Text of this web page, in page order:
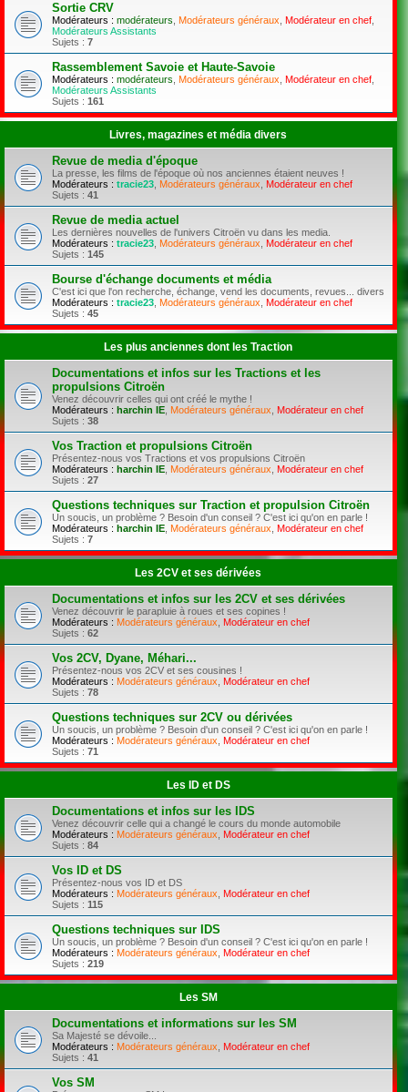
Sortie CRV
Modérateurs : modérateurs Modérateurs généraux Modérateur en chef
Modérateurs Assistants
Sujets : 7
Rassemblement Savoie et Haute-Savoie
Modérateurs : modérateurs Modérateurs généraux Modérateur en chef
Modérateurs Assistants
Sujets : 161
Livres, magazines et média divers
Revue de media d'époque
La presse, les films de l'époque où nos anciennes étaient neuves !
Modérateurs : tracie23 Modérateurs généraux
Modérateur en chef
Sujets : 41
Revue de media actuel
Les dernières nouvelles de l'univers Citroën vu dans les media.
Modérateurs : tracie23 Modérateurs généraux
Modérateur en chef
Sujets : 145
Bourse d'échange documents et média
C'est ici que l'on recherche, échange, vend les documents, revues... divers
Modérateurs : tracie23 Modérateurs généraux
Modérateur en chef
Sujets : 45
Les plus anciennes dont les Traction
Documentations et infos sur les Tractions et les
propulsions Citroën
Venez découvrir celles qui ont créé le mythe !
Modérateurs : harchin IE Modérateurs généraux
Modérateur en chef
Sujets : 38
Vos Traction et propulsions Citroën
Présentez-nous vos Tractions et vos propulsions Citroën
Modérateurs : harchin IE Modérateurs généraux
Modérateur en chef
Sujets : 27
Questions techniques sur Traction et propulsion Citroën
Un soucis, un problème ? Besoin d'un conseil ? C'est ici qu'on en parle !
Modérateurs : harchin IE Modérateurs généraux Modérateur en chef
Sujets : 7
Les 2CV et ses dérivées
Documentations et infos sur les 2CV et ses dérivées
Venez découvrir le parapluie à roues et ses copines !
Modérateurs : Modérateurs généraux
Modérateur en chef
Sujets : 62
Vos 2CV, Dyane, Méhari...
Présentez-nous vos 2CV et ses cousines !
Modérateurs : Modérateurs généraux
Modérateur en chef
Sujets : 78
Questions techniques sur 2CV ou dérivées
Un soucis, un problème ? Besoin d'un conseil ? C'est ici qu'on en parle !
Modérateurs : Modérateurs généraux
Modérateur en chef
Sujets : 71
Les ID et DS
Documentations et infos sur les IDS
Venez découvrir celle qui a changé le cours du monde automobile
Modérateurs : Modérateurs généraux
Modérateur en chef
Sujets : 84
Vos ID et DS
Présentez-nous vos ID et DS
Modérateurs : Modérateurs généraux
Modérateur en chef
Sujets : 115
Questions techniques sur IDS
Un soucis, un problème ? Besoin d'un conseil ? C'est ici qu'on en parle !
Modérateurs : Modérateurs généraux
Modérateur en chef
Sujets : 219
Les SM
Documentations et informations sur les SM
Sa Majesté se dévoile...
Modérateurs : Modérateurs généraux
Modérateur en chef
Sujets : 41
Vos SM